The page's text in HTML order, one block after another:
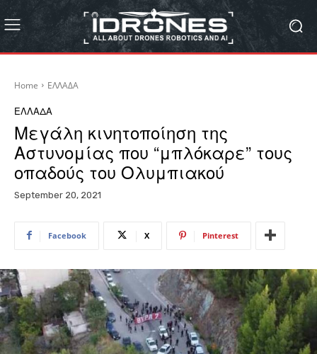
Home ΕΛΛΑΔΑ
ΕΛΛΑΔΑ
Μεγάλη κινητοποίηση της
Αστυνομίας που “μπλόκαρε” τους
οπαδούς του Ολυμπιακού
September 20, 2021
Facebook X Pinterest